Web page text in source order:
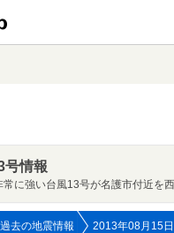
号情報
常に強い台風13号が名護市付近を
過去の地震情報 2013年08月15日